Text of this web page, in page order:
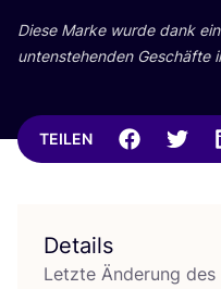
Die­se Mar­ke wur­de dank
unten­ste­hen­den Geschäf­te
TEILEN
Details
Letzte Änderung